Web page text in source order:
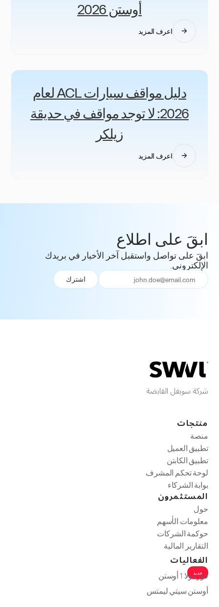
أوستن 2026
اعرف المزيد
دليل مواقف سيارات ACL لعام
2026: لا توجد مواقف في حديقة
زيلكر
اعرف المزيد
ابقَ على اطلاع
ابقَ على تواصل واستقبل آخر الأخبار في بريدك
الإلكتروني.
شركة سويفل القابضة
منتجات
منصة
تطبيق العميل
تطبيق الكابتن
لوحة تحكم المشرف
بوابة الشركاء
المستثمرون
حول
معلومات الأسهم
حوكمة الشركات
التقارير المالية
الفعاليات
جديد
فورمولا 1 أوستن
أوستن سيتي ليمتس